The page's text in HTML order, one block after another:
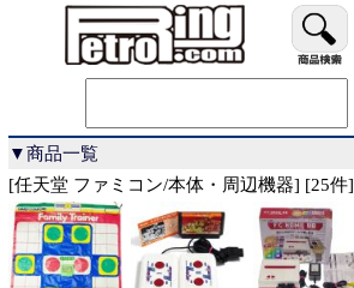
▼商品一覧
[任天堂 ファミコン/本体・周辺機器] [25件]